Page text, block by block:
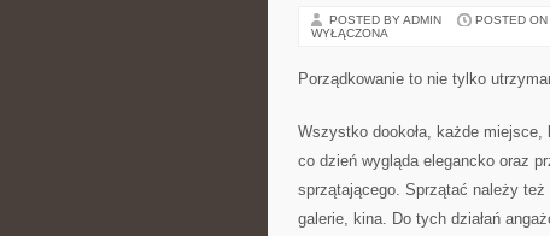
POSTED BY ADMIN POSTED
WYŁĄCZONA
Porządkowanie to nie tylko
Wszystko dookoła, każde
co dzień wygląda elegancko oraz
sprzątającego. Sprzątać należy
galerie, kina. Do tych działań